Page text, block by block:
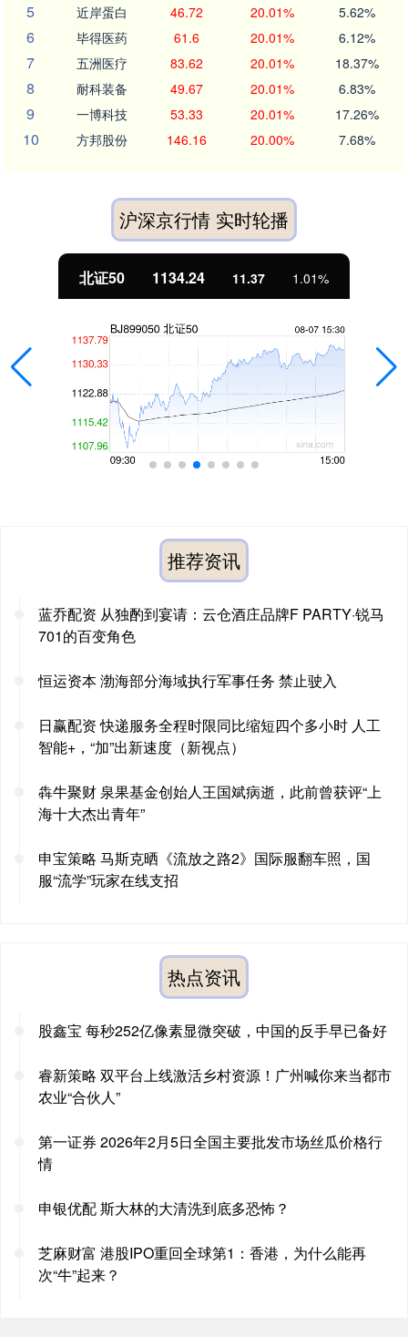
5 近岸蛋白 46.72 20.01% 5.62%
6 毕得医药 61.6 20.01% 6.12%
7 五洲医疗 83.62 20.01% 18.37%
8 耐科装备 49.67 20.01% 6.83%
9 一博科技 53.33 20.01% 17.26%
10 方邦股份 146.16 20.00% 7.68%
沪深京行情 实时轮播
北证50 1134.24 11.37 1.01%
推荐资讯
蓝乔配资 从独酌到宴请：云仓酒庄品牌F PARTY·锐马
701的百变角色
恒运资本 渤海部分海域执行军事任务 禁止驶入
日赢配资 快递服务全程时限同比缩短四个多小时 人工
智能+，“加”出新速度（新视点）
犇牛聚财 泉果基金创始人王国斌病逝，此前曾获评“上
海十大杰出青年”
申宝策略 马斯克晒《流放之路2》国际服翻车照，国
服“流学”玩家在线支招
热点资讯
股鑫宝 每秒252亿像素显微突破，中国的反手早已备好
睿新策略 双平台上线激活乡村资源！广州喊你来当都市
农业“合伙人”
第一证券 2026年2月5日全国主要批发市场丝瓜价格行
情
申银优配 斯大林的大清洗到底多恐怖？
芝麻财富 港股IPO重回全球第1：香港，为什么能再
次“牛”起来？